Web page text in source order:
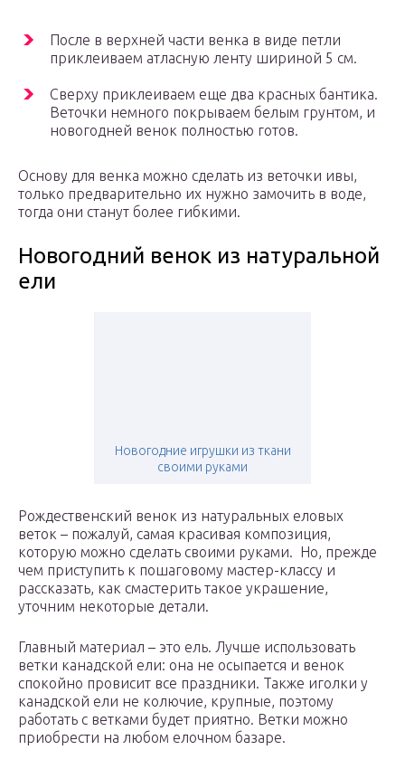
После в верхней части венка в виде петли
приклеиваем атласную ленту шириной 5 см.
Сверху приклеиваем еще два красных бантика.
Веточки немного покрываем белым грунтом, и
новогодней венок полностью готов.
Основу для венка можно сделать из веточки ивы,
только предварительно их нужно замочить в воде,
тогда они станут более гибкими.
Новогодний венок из натуральной
ели
Новогодние игрушки из ткани
своими руками
Рождественский венок из натуральных еловых
веток – пожалуй, самая красивая композиция,
которую можно сделать своими руками. Но, прежде
чем приступить к пошаговому мастер-классу и
рассказать, как смастерить такое украшение,
уточним некоторые детали.
Главный материал – это ель. Лучше использовать
ветки канадской ели: она не осыпается и венок
спокойно провисит все праздники. Также иголки у
канадской ели не колючие, крупные, поэтому
работать с ветками будет приятно. Ветки можно
приобрести на любом елочном базаре.